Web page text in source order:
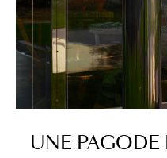
UNE PAGODE